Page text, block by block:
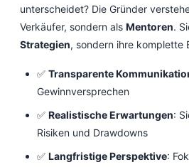
unterscheidet? Die Gründer
Verkäufer, sondern als Mentoren.
Strategien, sondern ihre komplette
✅ Transparente
Gewinnversprechen
✅ Realistische Erwartungen:
Risiken und Drawdowns
✅ Langfristige Perspektive: